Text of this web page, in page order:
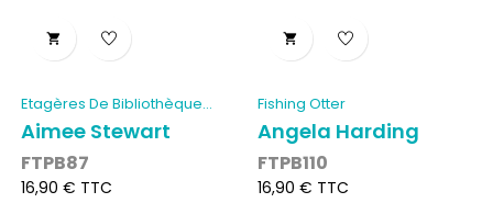

Etagères De Bibliothèque...
Aimee Stewart
FTPB87
Prix
16,90 € TTC

Fishing Otter
Angela Harding
FTPB110
Prix
16,90 € TTC